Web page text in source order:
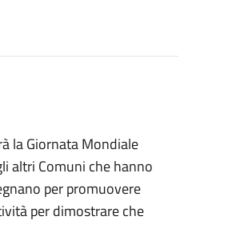
la Giornata Mondiale
altri Comuni che hanno
per promuovere
per dimostrare che